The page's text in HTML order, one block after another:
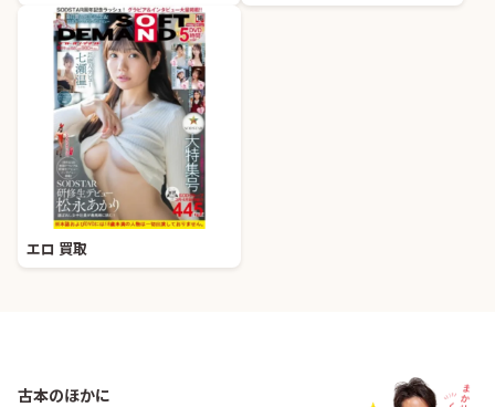
エロ 買取
古本のほかに